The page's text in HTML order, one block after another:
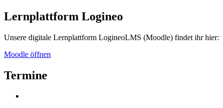
Lernplattform Logineo
Unsere digitale Lernplattform LogineoLMS (Moodle) findet ihr hier:
Moodle öffnen
Termine